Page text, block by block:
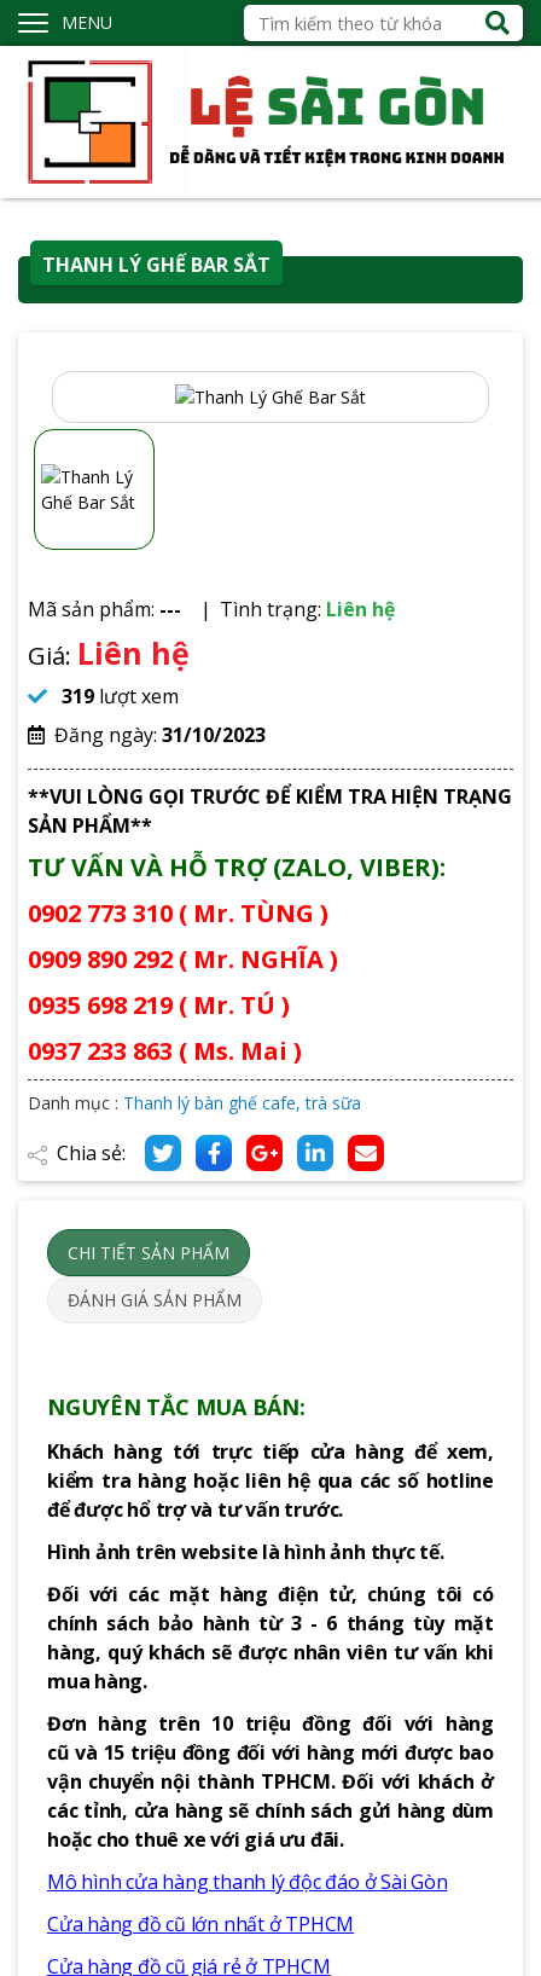
MENU
THANH LÝ GHẾ BAR SẮT
Mã sản phẩm: --- Tình trạng: Liên hệ
Giá: Liên hệ
319 lượt xem
Đăng ngày: 31/10/2023
**VUI LÒNG GỌI TRƯỚC ĐỂ KIỂM TRA HIỆN TRẠNG
SẢN PHẨM**
TƯ VẤN VÀ HỖ TRỢ (ZALO, VIBER):
0902 773 310 ( Mr. TÙNG )
0909 890 292 ( Mr. NGHĨA )
0935 698 219 ( Mr. TÚ )
0937 233 863 ( Ms. Mai )
Danh mục : Thanh lý bàn ghế cafe, trà sữa
Chia sẻ:
CHI TIẾT SẢN PHẨM
ĐÁNH GIÁ SẢN PHẨM
NGUYÊN TẮC MUA BÁN:
Khách hàng tới trực tiếp cửa hàng để xem,
kiểm tra hàng hoặc liên hệ qua các số hotline
để được hổ trợ và tư vấn trước.
Hình ảnh trên website là hình ảnh thực tế.
Đối với các mặt hàng điện tử, chúng tôi có
chính sách bảo hành từ 3 - 6 tháng tùy mặt
hàng, quý khách sẽ được nhân viên tư vấn khi
mua hàng.
Đơn hàng trên 10 triệu đồng đối với hàng
cũ và 15 triệu đồng đối với hàng mới được bao
vận chuyển nội thành TPHCM. Đối với khách ở
các tỉnh, cửa hàng sẽ chính sách gửi hàng dùm
hoặc cho thuê xe với giá ưu đãi.
Mô hình cửa hàng thanh lý độc đáo ở Sài Gòn
Cửa hàng đồ cũ lớn nhất ở TPHCM
Cửa hàng đồ cũ giá rẻ ở TPHCM